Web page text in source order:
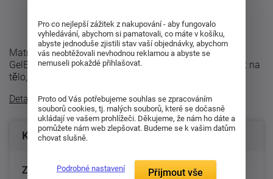
Matrace Alvera 24 - pohodlný vstup do světa
GelEffectVrchní vrstva GelEffect příjemně odlehčuje tlak na
tělo, pomáhá udržovat svěžejší klima ...
Detailní popis
Konfigurace produktu
Zvolte rozměr matrace (cm):
Pro co nejlepší zážitek z nakupování - aby fungovalo
vyhledávání, abychom si pamatovali, co máte v košíku,
abyste jednoduše zjistili stav vaší objednávky, abychom
vás neobtěžovali nevhodnou reklamou a abyste se
nemuseli pokaždé přihlašovat.
Proto od Vás potřebujeme souhlas se zpracováním
souborů cookies, tj. malých souborů, které se dočasně
ukládají ve vašem prohlížeči. Děkujeme, že nám ho dáte a
pomůžete nám web zlepšovat. Budeme se k vašim datům
chovat slušně.
Podrobné nastavení Přijmout vše